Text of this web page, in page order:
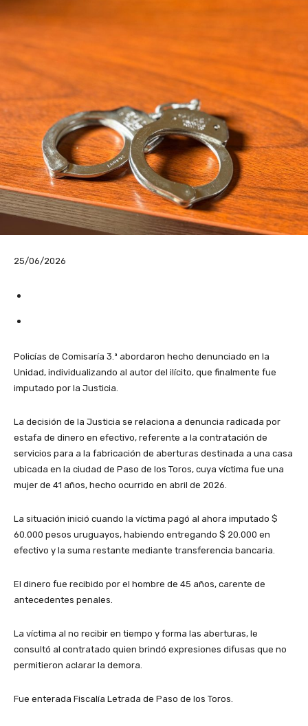
25/06/2026
Policías de Comisaría 3.ª abordaron hecho denunciado en la
Unidad, individualizando al autor del ilícito, que finalmente fue
imputado por la Justicia.
La decisión de la Justicia se relaciona a denuncia radicada por
estafa de dinero en efectivo, referente a la contratación de
servicios para a la fabricación de aberturas destinada a una casa
ubicada en la ciudad de Paso de los Toros, cuya víctima fue una
mujer de 41 años, hecho ocurrido en abril de 2026.
La situación inició cuando la víctima pagó al ahora imputado $
60.000 pesos uruguayos, habiendo entregando $ 20.000 en
efectivo y la suma restante mediante transferencia bancaria.
El dinero fue recibido por el hombre de 45 años, carente de
antecedentes penales.
La víctima al no recibir en tiempo y forma las aberturas, le
consultó al contratado quien brindó expresiones difusas que no
permitieron aclarar la demora.
Fue enterada Fiscalía Letrada de Paso de los Toros.